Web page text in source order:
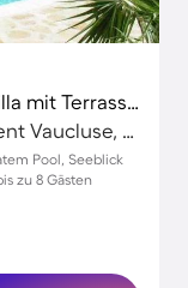
Familienorientierte charmante Villa mit Terrasse, privatem Pool und Garten | Seeblick | Haustierfreundlich
Vaison-la-Romaine, Département Vaucluse, Frankreich
Pool, Seeblick
zu 8 Gästen